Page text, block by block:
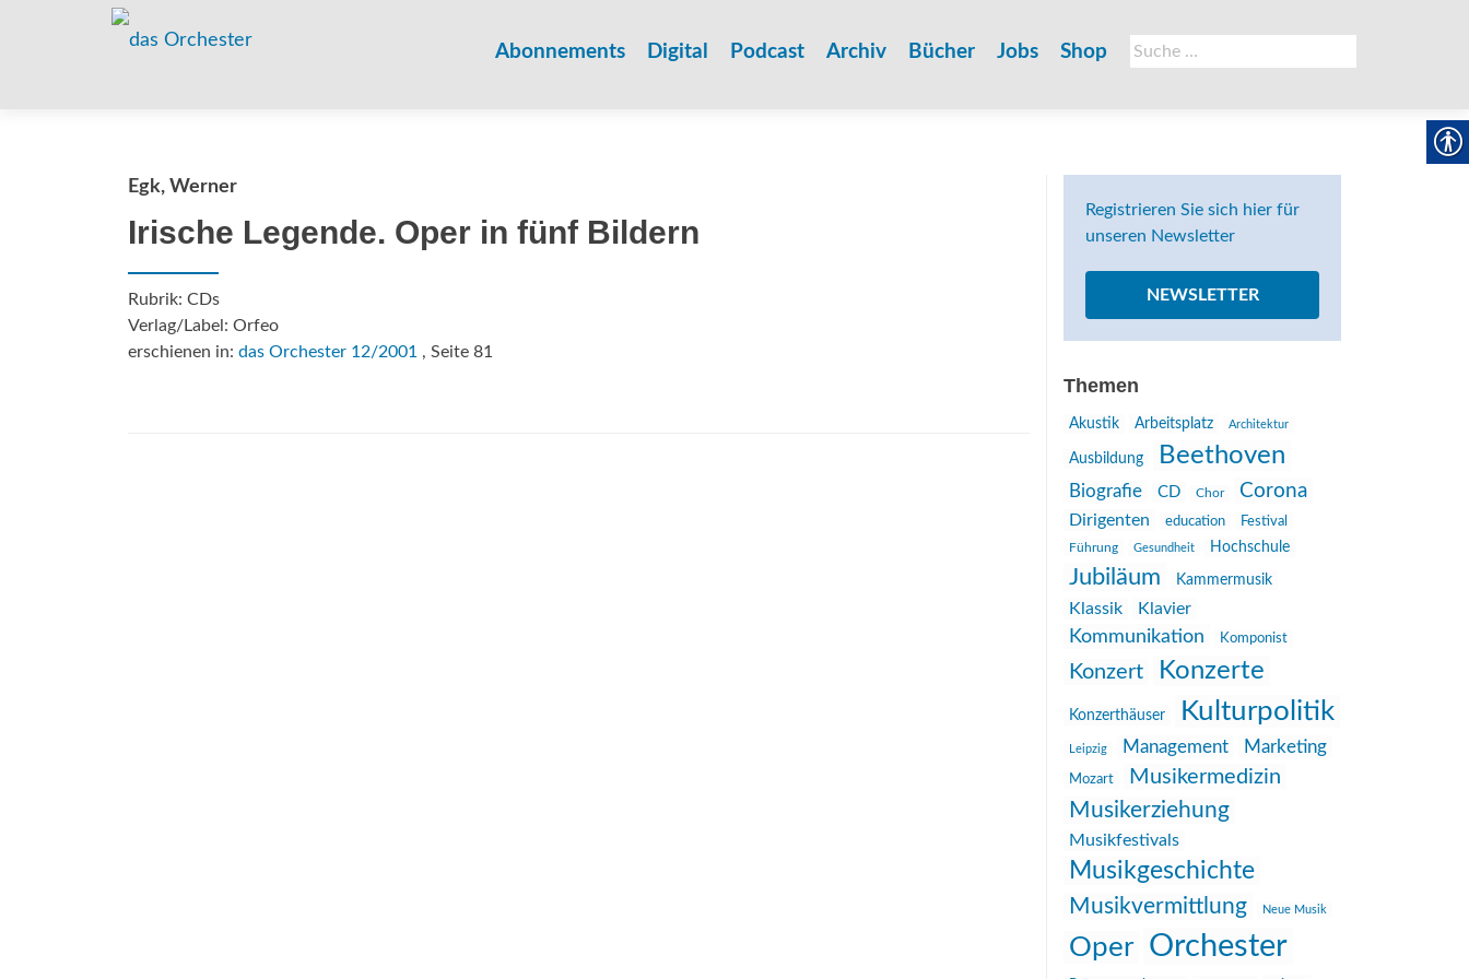
Suche
nach:
Abonnements Digital Podcast Archiv Bücher Jobs Shop
Egk, Werner
Irische Legende. Oper in fünf Bildern
Rubrik: CDs
Verlag/Label: Orfeo
erschienen in: das Orchester 12/2001 , Seite 81
Registrieren Sie sich hier für
unseren Newsletter
NEWSLETTER
Themen
Akustik Arbeitsplatz Architektur
Ausbildung Beethoven
Biografie CD Chor Corona
Dirigenten education
Festival
Führung
Gesundheit Hochschule
Jubiläum Kammermusik
Klassik Klavier
Kommunikation Komponist
Konzert Konzerte
Konzerthäuser Kulturpolitik
Leipzig Management Marketing
Mozart Musikermedizin
Musikerziehung
Musikfestivals
Musikgeschichte
Musikvermittlung Neue Musik
Oper Orchester